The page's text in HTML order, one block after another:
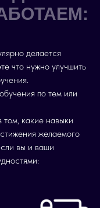
делается
что нужно улучшить
по тем или
том, какие навыки
желаемого
вы и ваши